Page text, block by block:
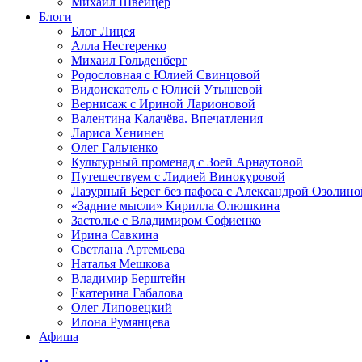
Блоги
Блог Лицея
Алла Нестеренко
Михаил Гольденберг
Родословная с Юлией Свинцовой
Видоискатель с Юлией Утышевой
Вернисаж с Ириной Ларионовой
Валентина Калачёва. Впечатления
Лариса Хенинен
Олег Гальченко
Культурный променад с Зоей Арнаутовой
Путешествуем с Лидией Винокуровой
Лазурный Берег без пафоса с Александрой
«Задние мысли» Кирилла Олюшкина
Застолье с Владимиром Софиенко
Ирина Савкина
Светлана Артемьева
Наталья Мешкова
Владимир Берштейн
Екатерина Габалова
Олег Липовецкий
Илона Румянцева
Афиша